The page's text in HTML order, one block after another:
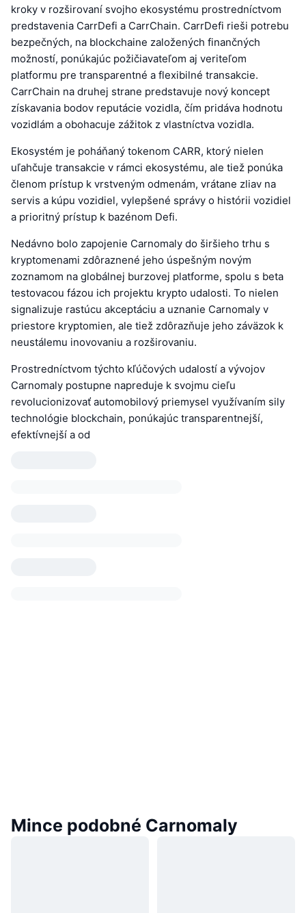
kroky v rozširovaní svojho ekosystému prostredníctvom
predstavenia CarrDefi a CarrChain. CarrDefi rieši potrebu
bezpečných, na blockchaine založených finančných
možností, ponúkajúc požičiavateľom aj veriteľom
platformu pre transparentné a flexibilné transakcie.
CarrChain na druhej strane predstavuje nový koncept
získavania bodov reputácie vozidla, čím pridáva hodnotu
vozidlám a obohacuje zážitok z vlastníctva vozidla.
Ekosystém je poháňaný tokenom CARR, ktorý nielen
uľahčuje transakcie v rámci ekosystému, ale tiež ponúka
členom prístup k vrstveným odmenám, vrátane zliav na
servis a kúpu vozidiel, vylepšené správy o histórii vozidiel
a prioritný prístup k bazénom Defi.
Nedávno bolo zapojenie Carnomaly do širšieho trhu s
kryptomenami zdôraznené jeho úspešným novým
zoznamom na globálnej burzovej platforme, spolu s beta
testovacou fázou ich projektu krypto udalosti. To nielen
signalizuje rastúcu akceptáciu a uznanie Carnomaly v
priestore kryptomien, ale tiež zdôrazňuje jeho záväzok k
neustálemu inovovaniu a rozširovaniu.
Prostredníctvom týchto kľúčových udalostí a vývojov
Carnomaly postupne napreduje k svojmu cieľu
revolucionizovať automobilový priemysel využívaním sily
technológie blockchain, ponúkajúc transparentnejší,
efektívnejší a od
Mince podobné Carnomaly